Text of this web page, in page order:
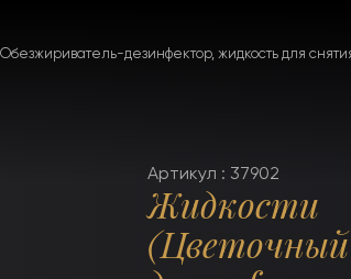
дезинфектор, жидкость для
Артикул : 37902
Жидкости